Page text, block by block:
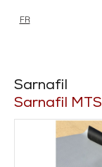
FR
Sarnafil
Sarnafil MTS